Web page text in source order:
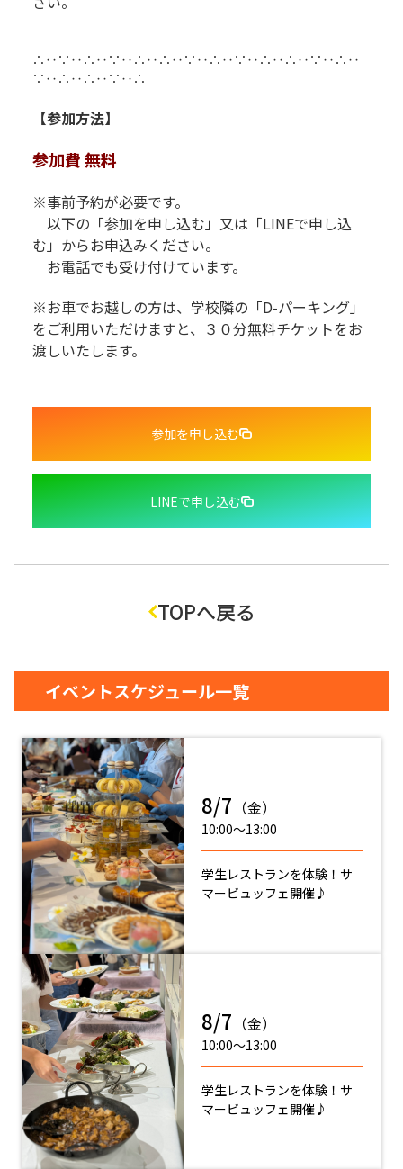
∴‥∵‥∴‥∵‥∴‥∴‥∵‥∴‥∵‥∴‥∴‥∵‥∴‥
∵‥∴‥∴‥∵‥∴
【参加方法】
参加費 無料
※事前予約が必要です。
以下の「参加を申し込む」又は「LINEで申し込
む」からお申込みください。
お電話でも受け付けています。
※お車でお越しの方は、学校隣の「D-パーキング」
をご利用いただけますと、３０分無料チケットをお
渡しいたします。
参加を申し込む
LINEで申し込む
TOPへ戻る
イベントスケジュール一覧
8/7 （金）
10:00〜13:00
学生レストランを体験！サ
マービュッフェ開催♪
8/7 （金）
10:00〜13:00
学生レストランを体験！サ
マービュッフェ開催♪